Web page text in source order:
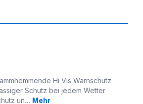
Hi Vis Warnschutz
Schutz bei jedem Wetter
un… Mehr